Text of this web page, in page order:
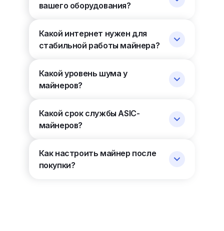
вашего оборудования?
Какой интернет нужен для
стабильной работы майнера?
Какой уровень шума у
майнеров?
Какой срок службы ASIC-
майнеров?
Как настроить майнер после
покупки?